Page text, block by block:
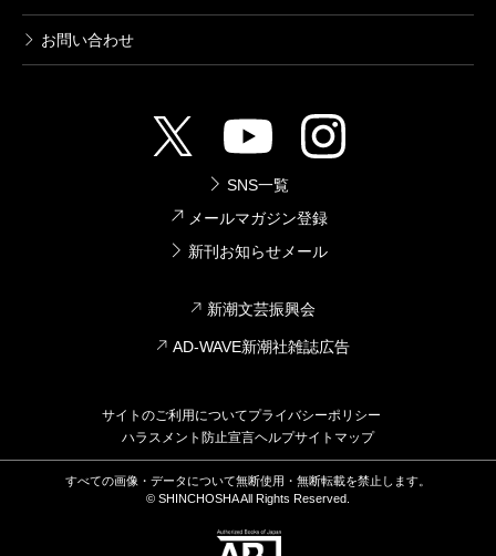
お問い合わせ
SNS一覧
メールマガジン登録
新刊お知らせメール
新潮文芸振興会
AD-WAVE新潮社雑誌広告
サイトのご利用についてプライバシーポリシー
ハラスメント防止宣言ヘルプサイトマップ
すべての画像・データについて無断使用・無断転載を禁止します。
© SHINCHOSHA All Rights Reserved.